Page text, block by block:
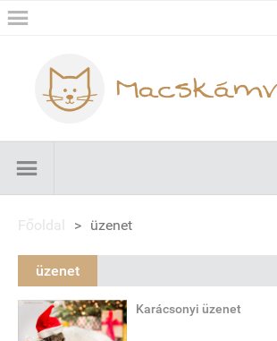
Főoldal > üzenet
üzenet
Karácsonyi üzenet